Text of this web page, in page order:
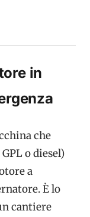
in
che
o diesel)
a
È lo
cantiere